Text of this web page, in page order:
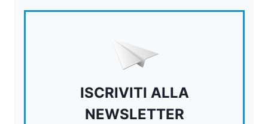
ISCRIVITI ALLA
NEWSLETTER